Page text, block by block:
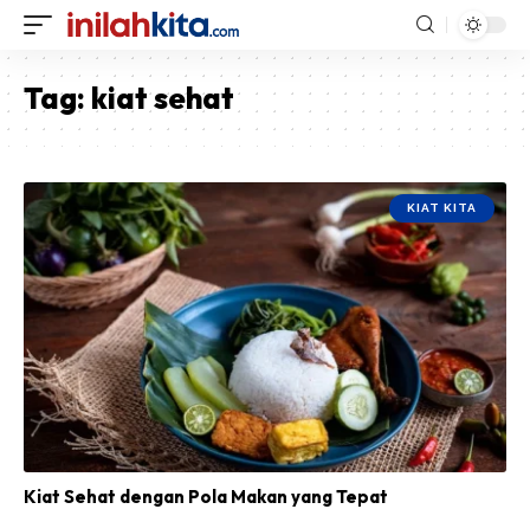
Tag: kiat sehat
KIAT KITA
Kiat Sehat dengan Pola Makan yang Tepat